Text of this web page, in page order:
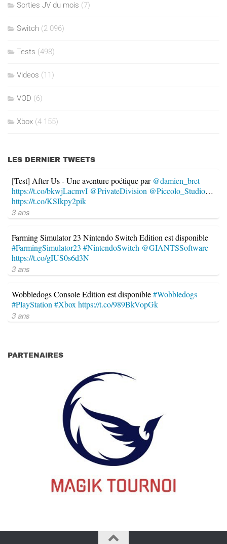
Sorties JV du mois (7)
Switch (2 096)
Tests (498)
Videos (11)
VOD (6)
Xbox (4 155)
LES DERNIER TWEETS
[Test] After Us - Une aventure poétique par @damien_bret
https://t.co/bkwjLacmvI @PrivateDivision @Piccolo_Studio…
https://t.co/KSIkpy2pik
3 ans
Farming Simulator 23 Nintendo Switch Edition est disponible
#FarmingSimulator23 #NintendoSwitch @GIANTSSoftware
https://t.co/gIUS0s6d3N
3 ans
Wobbledogs Console Edition est disponible#Wobbledogs
#PlayStation#Xboxhttps://t.co/989BkVopGk
3 ans
PARTENAIRES